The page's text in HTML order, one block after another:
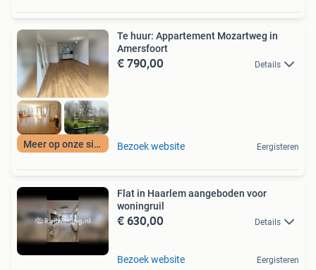
Meer op onze site
Te huur: Appartement Mozartweg in
Amersfoort
€ 790,00 Details
Bezoek website Eergisteren
Flat in Haarlem aangeboden voor
woningruil
€ 630,00 Details
Bezoek website Eergisteren